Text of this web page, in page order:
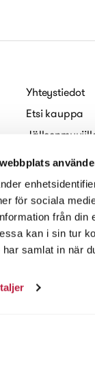
för sociala
från din
kan i sin tur
har samlat in när
Yhteystiedot
Etsi kauppa
Töihin Habolle
Evästeet